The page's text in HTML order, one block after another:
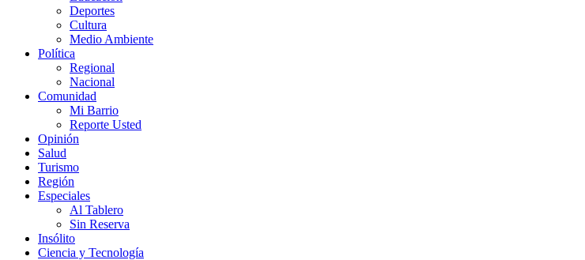
Deportes
Cultura
Medio Ambiente
Política
Regional
Nacional
Comunidad
Mi Barrio
Reporte Usted
Opinión
Salud
Turismo
Región
Especiales
Al Tablero
Sin Reserva
Insólito
Ciencia y Tecnología